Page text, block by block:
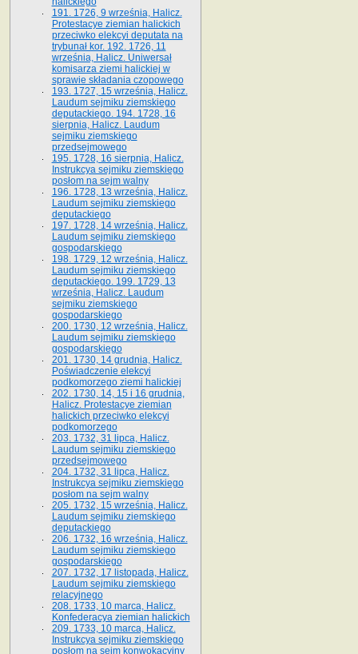
191. 1726, 9 września, Halicz.
Protestacye ziemian halickich
przeciwko elekcyi deputata na
trybunał kor. 192. 1726, 11
września, Halicz. Uniwersał
komisarza ziemi halickiej w
sprawie składania czopowego
193. 1727, 15 września, Halicz.
Laudum sejmiku ziemskiego
deputackiego. 194. 1728, 16
sierpnia, Halicz. Laudum
sejmiku ziemskiego
przedsejmowego
195. 1728, 16 sierpnia, Halicz.
Instrukcya sejmiku ziemskiego
posłom na sejm walny
196. 1728, 13 września, Halicz.
Laudum sejmiku ziemskiego
deputackiego
197. 1728, 14 września, Halicz.
Laudum sejmiku ziemskiego
gospodarskiego
198. 1729, 12 września, Halicz.
Laudum sejmiku ziemskiego
deputackiego. 199. 1729, 13
września, Halicz. Laudum
sejmiku ziemskiego
gospodarskiego
200. 1730, 12 września, Halicz.
Laudum sejmiku ziemskiego
gospodarskiego
201. 1730, 14 grudnia, Halicz.
Poświadczenie elekcyi
podkomorzego ziemi halickiej
202. 1730, 14, 15 i 16 grudnia,
Halicz. Protestacye ziemian
halickich przeciwko elekcyi
podkomorzego
203. 1732, 31 lipca, Halicz.
Laudum sejmiku ziemskiego
przedsejmowego
204. 1732, 31 lipca, Halicz.
Instrukcya sejmiku ziemskiego
posłom na sejm walny
205. 1732, 15 września, Halicz.
Laudum sejmiku ziemskiego
deputackiego
206. 1732, 16 września, Halicz.
Laudum sejmiku ziemskiego
gospodarskiego
207. 1732, 17 listopada, Halicz.
Laudum sejmiku ziemskiego
relacyjnego
208. 1733, 10 marca, Halicz.
Konfederacya ziemian halickich­
209. 1733, 10 marca, Halicz.
Instrukcya sejmiku ziemskiego
posłom na sejm konwokacyjny